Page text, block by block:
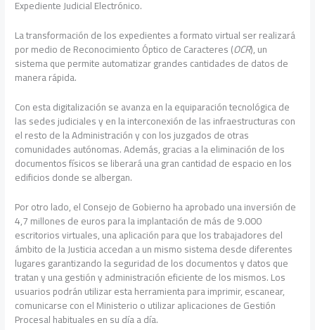
Expediente Judicial Electrónico.
La transformación de los expedientes a formato virtual ser realizará
por medio de Reconocimiento Óptico de Caracteres (OCR), un
sistema que permite automatizar grandes cantidades de datos de
manera rápida.
Con esta digitalización se avanza en la equiparación tecnológica de
las sedes judiciales y en la interconexión de las infraestructuras con
el resto de la Administración y con los juzgados de otras
comunidades autónomas. Además, gracias a la eliminación de los
documentos físicos se liberará una gran cantidad de espacio en los
edificios donde se albergan.
Por otro lado, el Consejo de Gobierno ha aprobado una inversión de
4,7 millones de euros para la implantación de más de 9.000
escritorios virtuales, una aplicación para que los trabajadores del
ámbito de la Justicia accedan a un mismo sistema desde diferentes
lugares garantizando la seguridad de los documentos y datos que
tratan y una gestión y administración eficiente de los mismos. Los
usuarios podrán utilizar esta herramienta para imprimir, escanear,
comunicarse con el Ministerio o utilizar aplicaciones de Gestión
Procesal habituales en su día a día.